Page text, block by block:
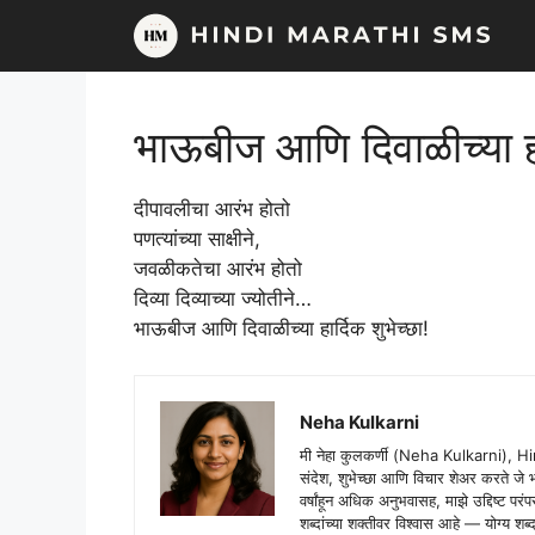
content
भाऊबीज आणि दिवाळीच्या
दीपावलीचा आरंभ होतो
पणत्यांच्या साक्षीने,
जवळीकतेचा आरंभ होतो
दिव्या दिव्याच्या ज्योतीने…
भाऊबीज आणि दिवाळीच्या हार्दिक शुभेच्छा!
Neha Kulkarni
मी नेहा कुलकर्णी (Neha Kulkarni),
संदेश, शुभेच्छा आणि विचार शेअर करते जे
वर्षांहून अधिक अनुभवासह, माझे उद्दिष्ट
शब्दांच्या शक्तीवर विश्वास आहे — योग्य